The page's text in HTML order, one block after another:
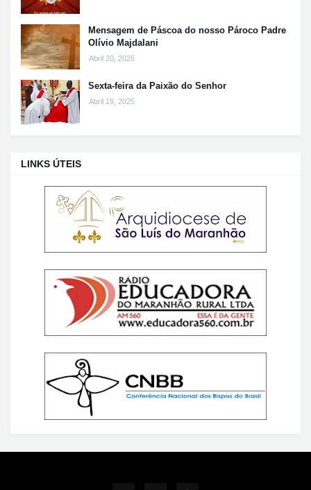
Mensagem de Páscoa do nosso Pároco Padre
Olívio Majdalani
Abril 20, 2025
Sexta-feira da Paixão do Senhor
Abril 19, 2025
LINKS ÚTEIS